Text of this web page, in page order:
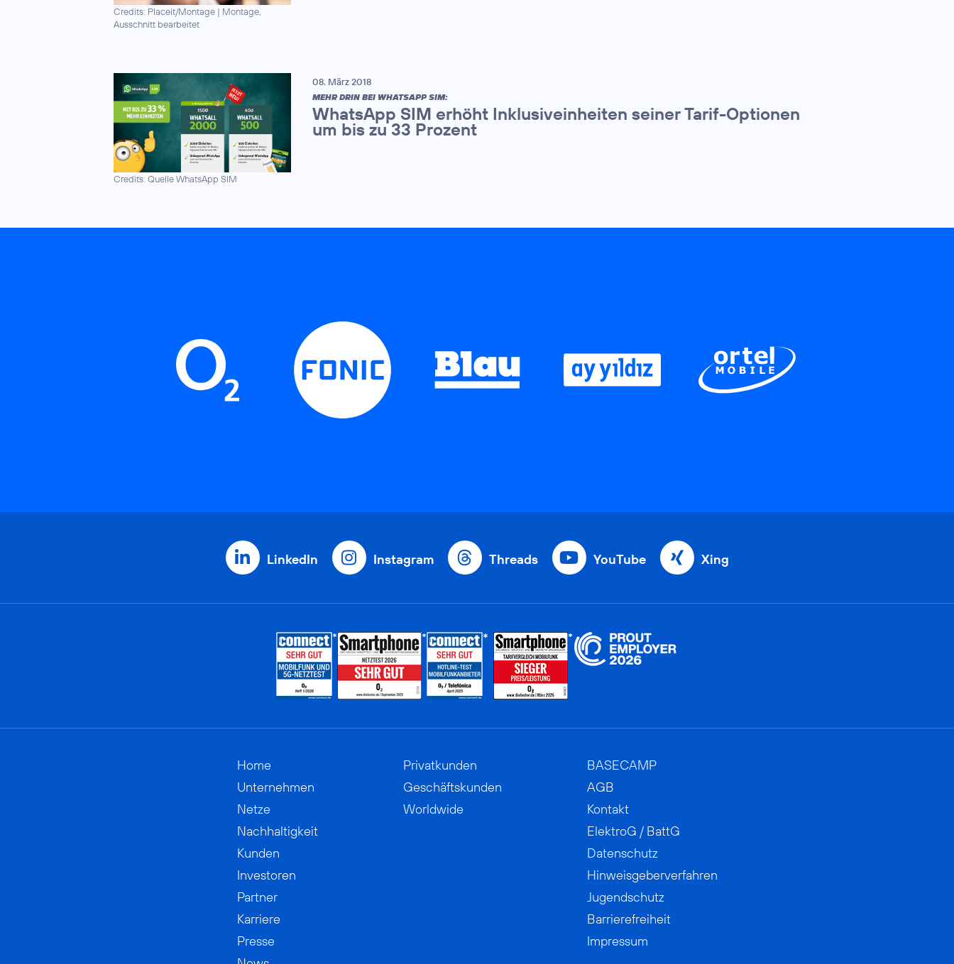
Credits: Placeit/Montage | Montage,
Ausschnitt bearbeitet
Credits: Quelle WhatsApp SIM
08. März 2018
MEHR DRIN BEI WHATSAPP SIM:
WhatsApp SIM erhöht Inklusiveinheiten seiner Tarif-Optionen
um bis zu 33 Prozent
LinkedIn Instagram Threads YouTube Xing
Home
Unternehmen
Netze
Nachhaltigkeit
Kunden
Investoren
Partner
Karriere
Presse
Privatkunden
Geschäftskunden
Worldwide
BASECAMP
AGB
Kontakt
ElektroG / BattG
Datenschutz
Hinweisgeberverfahren
Jugendschutz
Barrierefreiheit
Impressum